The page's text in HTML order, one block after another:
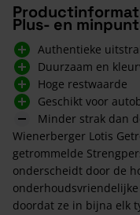
Plus- en
Authentieke
Duurzaam en
Hoge restwaarde
Geschikt voor
Minder strak dan
Wienerberger Lotis
getrommelde
onderscheidt door de
doordat ze in bijna elk